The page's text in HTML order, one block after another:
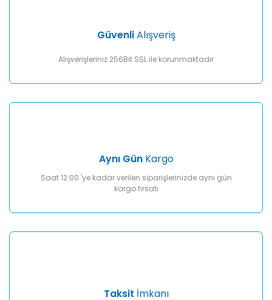
GüvenliAlışveriş
Alışverişleriniz 256Bit SSL ile korunmaktadır
Aynı GünKargo
Saat 12:00 'ye kadar verilen siparişlerinizde aynı gün
kargo fırsatı
Taksit İmkanı